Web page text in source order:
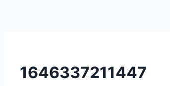
1646337211447